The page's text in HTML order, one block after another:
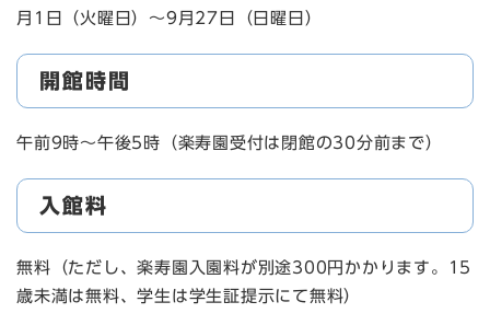
月1日（火曜日）～9月27日（日曜日）
開館時間
午前9時～午後5時（楽寿園受付は閉館の30分前まで）
入館料
無料（ただし、楽寿園入園料が別途300円かかります。15
歳未満は無料、学生は学生証提示にて無料）